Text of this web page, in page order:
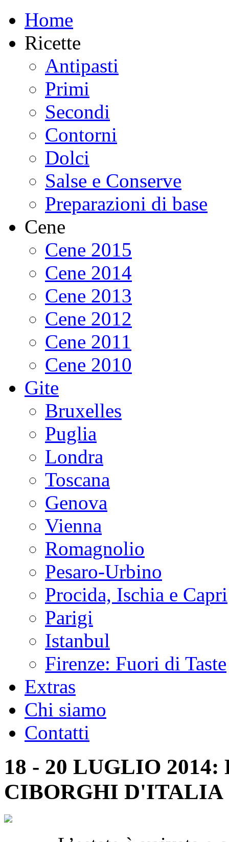
Home
Ricette
Antipasti
Primi
Secondi
Contorni
Dolci
Salse e Conserve
Preparazioni di base
Cene
Cene 2015
Cene 2014
Cene 2013
Cene 2012
Cene 2011
Cene 2010
Gite
Bruxelles
Puglia
Londra
Toscana
Genova
Vienna
Romagnolio
Pesaro-Urbino
Procida, Ischia e Capri
Parigi
Istanbul
Firenze: Fuori di Taste
Extras
Chi siamo
Contatti
18 - 20 LUGLIO
CIBORGHI D'ITALIA